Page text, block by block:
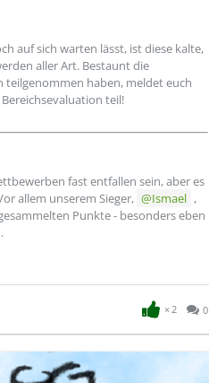
auf sich warten lässt, ist diese kalte,
aller Art. Bestaunt die
teilgenommen haben, meldet euch
teil!
fast entfallen sein, aber es
allem unserem Sieger,
Ismael ,
Punkte - besonders eben
2 0